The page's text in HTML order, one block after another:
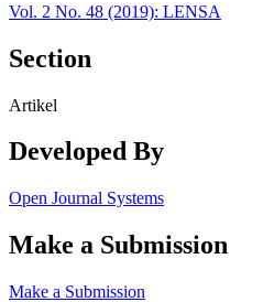
Vol. 2 No. 48 (2019): LENSA
Section
Artikel
Developed By
Open Journal Systems
Make a Submission
Make a Submission